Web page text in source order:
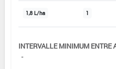
1,8 L/ha 1
INTERVALLE MINIMUM ENTRE
-